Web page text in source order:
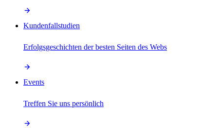
Kundenfallstudien
Erfolgsgeschichten der besten Seiten des Webs
Events
Treffen Sie uns persönlich